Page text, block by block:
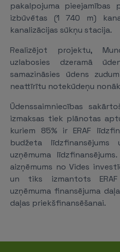
pakalpojuma pieejamības
izbūvētas (1 740 m)
kanalizācijas sūkņu stacija.
Realizējot projektu,
uzlabosies dzeramā
samazināsies ūdens
neattīrītu notekūdeņu
Ūdenssaimniecības
izmaksas tiek plānotas
kuriem 85% ir ERAF
budžeta
uzņēmuma
aizņēmums no Vides
un tiks izmantots
uzņēmuma finansējuma
daļas priekšfinansēšanai.